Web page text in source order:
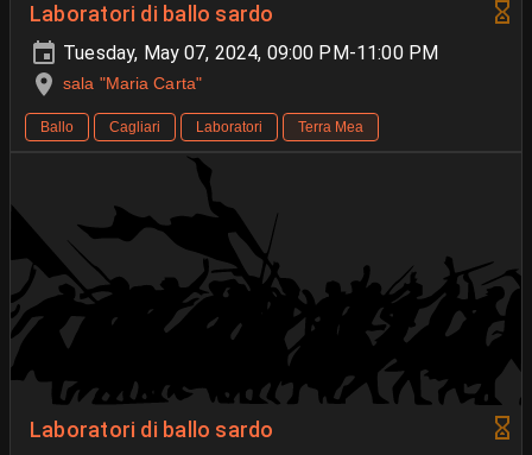
Laboratori di ballo sardo
Tuesday, May 07, 2024, 09:00 PM-11:00 PM
sala "Maria Carta"
Ballo Cagliari Laboratori Terra Mea
Laboratori di ballo sardo